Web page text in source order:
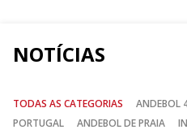
NOTÍCIAS
TODAS AS CATEGORIAS ANDEBOL
PORTUGAL
ANDEBOL DE PRAIA